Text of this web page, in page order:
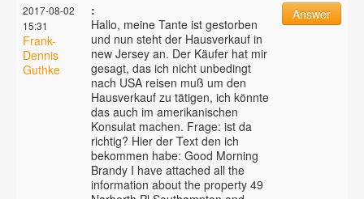
2017-08-02
15:31
Frank-
Dennis
Guthke
:
Hallo, meine Tante ist gestorben
und nun steht der Hausverkauf in
new Jersey an. Der Käufer hat mir
gesagt, das ich nicht unbedingt
nach USA reisen muß um den
Hausverkauf zu tätigen, ich könnte
das auch im amerikanischen
Konsulat machen. Frage: ist da
richtig? Hier der Text den ich
bekommen habe: Good Morning
Brandy I have attached all the
information about the property 49
Answer